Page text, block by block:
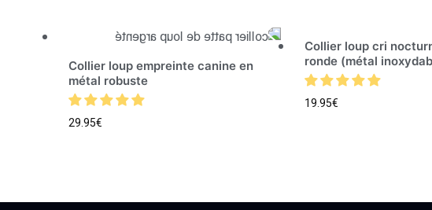
Collier loup empreinte canine en
métal robuste
29.95€
Collier loup cri
ronde (métal
19.95€